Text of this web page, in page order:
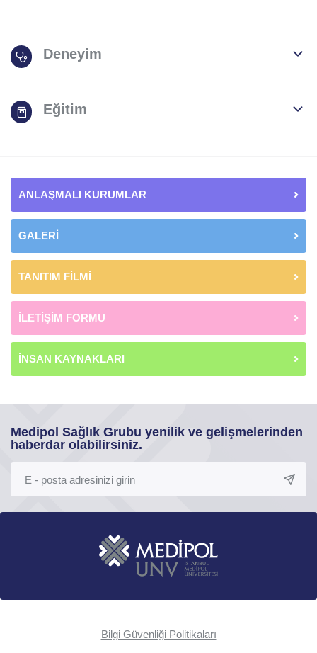
Deneyim
Eğitim
ANLAŞMALI KURUMLAR
GALERİ
TANITIM FİLMİ
İLETİŞİM FORMU
İNSAN KAYNAKLARI
Medipol Sağlık Grubu yenilik ve gelişmelerinden
haberdar olabilirsiniz.
Bilgi Güvenliği Politikaları